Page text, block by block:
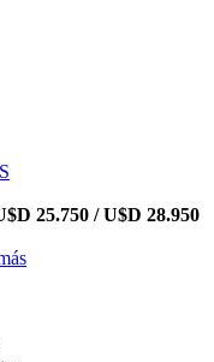
25.750 / U$D 28.950